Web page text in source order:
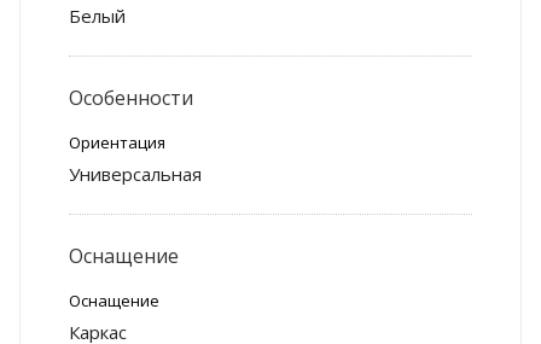
Белый
Особенности
Ориентация
Универсальная
Оснащение
Оснащение
Каркас